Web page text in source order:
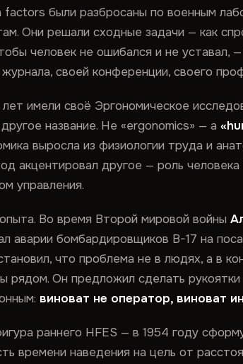
были разбросаны по военным
Они решали сходные задачи — как
человек не ошибался и не
своей конференции, своего
имели своё Эргономическое
название. Не «ergonomics» — а
выросла из физиологии труда и
акцентировал другое — роль
управления.
Во время Второй мировой войны
аварии бомбардировщиков B-17 на
что проблема не в людях, а в
рядом. Он предложил сделать
виноват не оператор, виноват
раннего HFES — в 1954 году
времени наведения на цель от